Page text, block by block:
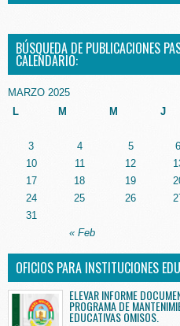
BÚSQUEDA DE PUBLICACIONES
CALENDARIO:
MARZO 2025
L
M M J
« Feb
3
4 5 6
10
11 12
17
18 19
24
25 26
31
OFICIOS PARA INSTITUCIONES
ELEVAR INFORME
PROGRAMA DE
EDUCATIVAS OMISOS.